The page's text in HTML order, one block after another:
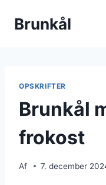
Brunkål
OPSKRIFTER
Brunkål
frokost
Af 7. december